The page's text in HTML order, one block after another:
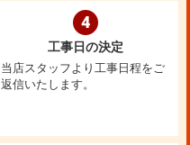
4
工事日の決定
当店スタッフより工事日程をご
返信いたします。